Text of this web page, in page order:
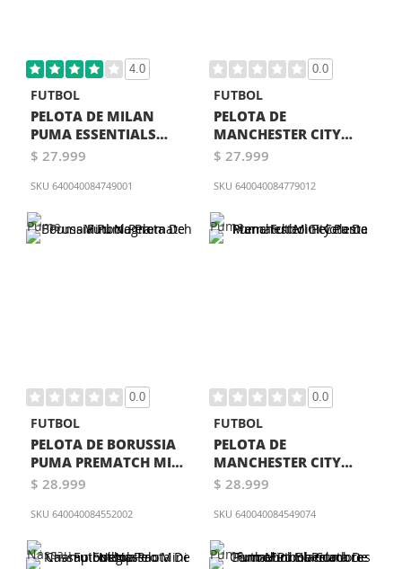
4.0
FUTBOL
PELOTA DE MILAN
PUMA ESSENTIALS
MINI ROJA
$ 27.999
SKU 640040084749001
0.0
FUTBOL
PELOTA DE
MANCHESTER CITY
PUMA ORBITA 7 MINI
$ 27.999
SKU 640040084779012
0.0
FUTBOL
PELOTA DE BORUSSIA
PUMA PREMATCH MINI
NEGRA
$ 28.999
SKU 640040084552002
0.0
FUTBOL
PELOTA DE
MANCHESTER CITY
PUMA PREMATCH MINI
$ 28.999
SKU 640040084549074